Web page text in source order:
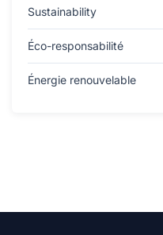
Sustainability
Éco-responsabilité
Énergie renouvelable